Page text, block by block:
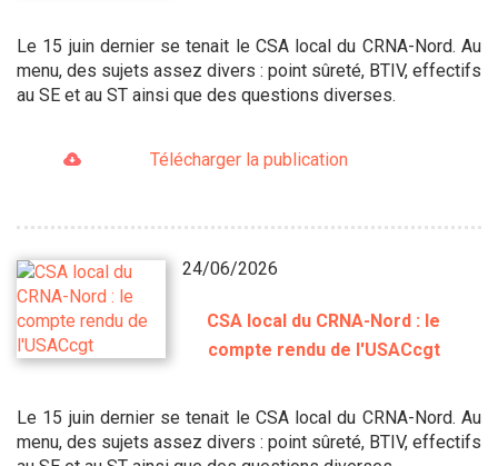
Le 15 juin dernier se tenait le CSA local du CRNA-Nord. Au
menu, des sujets assez divers : point sûreté, BTIV, effectifs
au SE et au ST ainsi que des questions diverses.
Télécharger la publication
24/06/2026
CSA local du CRNA-Nord : le
compte rendu de l'USACcgt
Le 15 juin dernier se tenait le CSA local du CRNA-Nord. Au
menu, des sujets assez divers : point sûreté, BTIV, effectifs